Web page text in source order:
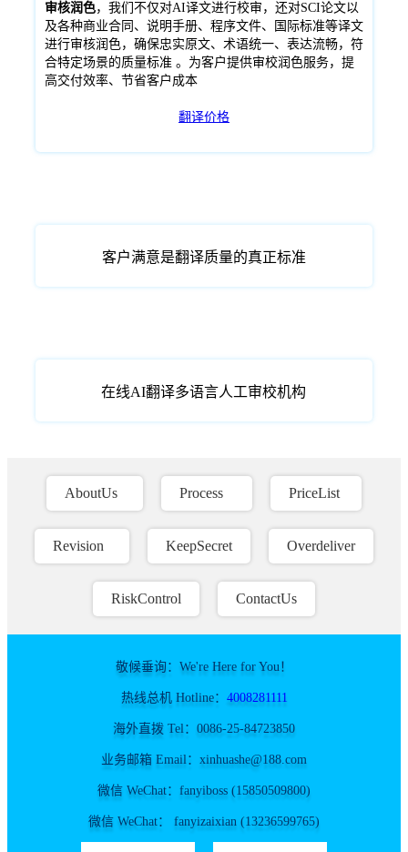
审核润色，我们不仅对AI译文进行校审，还对SCI论文以
及各种商业合同、说明手册、程序文件、国际标准等译文
进行审核润色，确保忠实原文、术语统一、表达流畅，符
合特定场景的质量标准 。为客户提供审校润色服务，提
高交付效率、节省客户成本
翻译价格
客户满意是翻译质量的真正标准
在线AI翻译多语言人工审校机构
AboutUs Process PriceList
Revision KeepSecret Overdeliver
RiskControl ContactUs
敬候垂询：We're Here for You！
热线总机 Hotline： 4008281111
海外直拨 Tel：0086-25-84723850
业务邮箱 Email：xinhuashe@188.com
微信 WeChat：fanyiboss (15850509800)
微信 WeChat： fanyizaixian (13236599765)